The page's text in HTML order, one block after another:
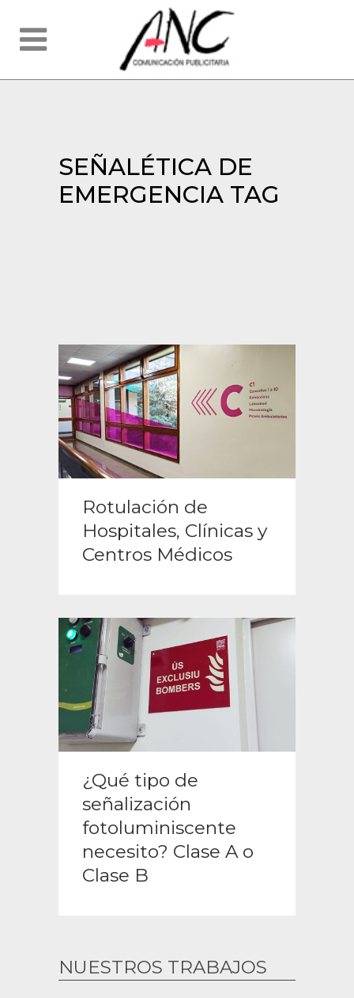
SEÑALÉTICA DE
EMERGENCIA TAG
Rotulación de
Hospitales, Clínicas y
Centros Médicos
¿Qué tipo de
señalización
fotoluminiscente
necesito? Clase A o
Clase B
NUESTROS TRABAJOS